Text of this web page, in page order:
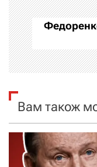
а
ц
і
а
Вам також